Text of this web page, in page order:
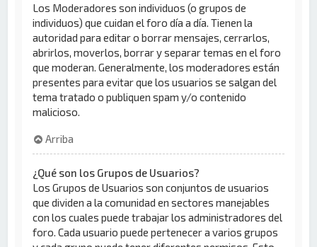
Los Moderadores son individuos (o grupos de
individuos) que cuidan el foro día a día. Tienen la
autoridad para editar o borrar mensajes, cerrarlos,
abrirlos, moverlos, borrar y separar temas en el foro
que moderan. Generalmente, los moderadores están
presentes para evitar que los usuarios se salgan del
tema tratado o publiquen spam y/o contenido
malicioso.
Arriba
¿Qué son los Grupos de Usuarios?
Los Grupos de Usuarios son conjuntos de usuarios
que dividen a la comunidad en sectores manejables
con los cuales puede trabajar los administradores del
foro. Cada usuario puede pertenecer a varios grupos